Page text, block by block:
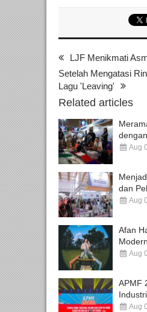
LJF Menikmati
Setelah Mengatasi
Lagu 'Leaving'
Related articles
Aug
dan
Aug
Afan
Aug
APMF
Aug